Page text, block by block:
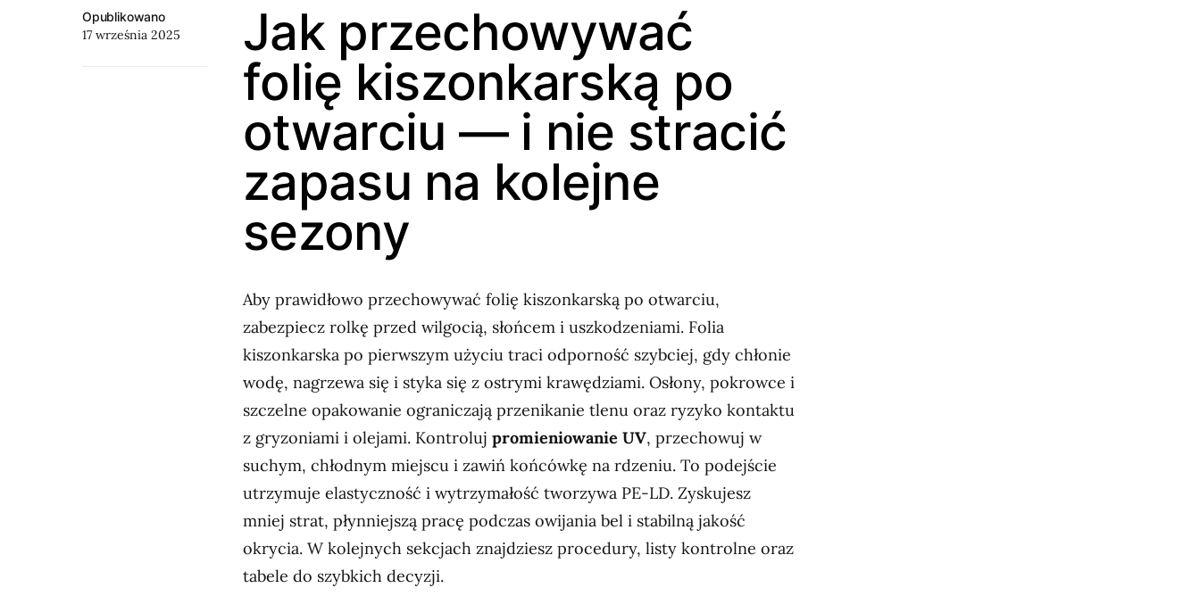
Opublikowano
17 września 2025
Jak przechowywać
folię kiszonkarską po
otwarciu — i nie stracić
zapasu na kolejne
sezony
Aby prawidłowo przechowywać folię kiszonkarską po otwarciu,
zabezpiecz rolkę przed wilgocią, słońcem i uszkodzeniami. Folia
kiszonkarska po pierwszym użyciu traci odporność szybciej, gdy chłonie
wodę, nagrzewa się i styka się z ostrymi krawędziami. Osłony, pokrowce i
szczelne opakowanie ograniczają przenikanie tlenu oraz ryzyko kontaktu
z gryzoniami i olejami. Kontroluj promieniowanie UV, przechowuj w
suchym, chłodnym miejscu i zawiń końcówkę na rdzeniu. To podejście
utrzymuje elastyczność i wytrzymałość tworzywa PE-LD. Zyskujesz
mniej strat, płynniejszą pracę podczas owijania bel i stabilną jakość
okrycia. W kolejnych sekcjach znajdziesz procedury, listy kontrolne oraz
tabele do szybkich decyzji.